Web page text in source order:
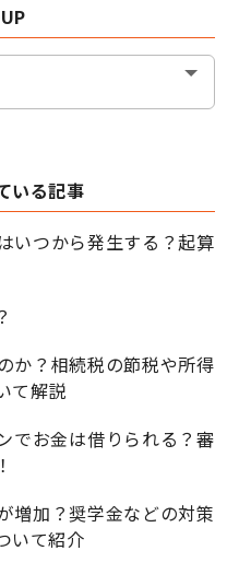
いる記事
いつから発生する？起算
か？相続税の節税や所得
て解説
でお金は借りられる？審
増加？奨学金などの対策
いて紹介